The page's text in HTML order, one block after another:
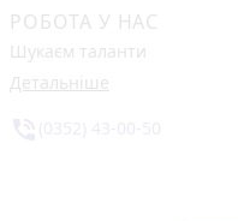
РОБОТА У НАС
Шукаєм таланти
Детальніше